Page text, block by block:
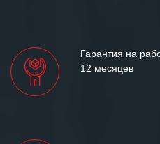
Гарантия на
12 месяцев